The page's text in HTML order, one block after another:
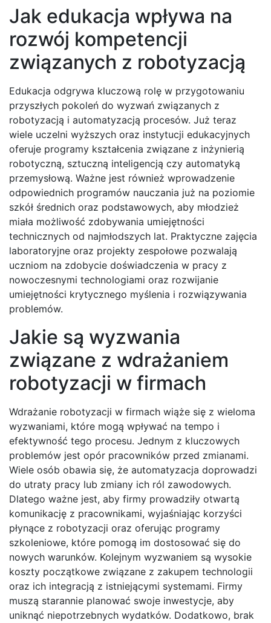
Jak edukacja wpływa na
rozwój kompetencji
związanych z robotyzacją
Edukacja odgrywa kluczową rolę w przygotowaniu
przyszłych pokoleń do wyzwań związanych z
robotyzacją i automatyzacją procesów. Już teraz
wiele uczelni wyższych oraz instytucji edukacyjnych
oferuje programy kształcenia związane z inżynierią
robotyczną, sztuczną inteligencją czy automatyką
przemysłową. Ważne jest również wprowadzenie
odpowiednich programów nauczania już na poziomie
szkół średnich oraz podstawowych, aby młodzież
miała możliwość zdobywania umiejętności
technicznych od najmłodszych lat. Praktyczne zajęcia
laboratoryjne oraz projekty zespołowe pozwalają
uczniom na zdobycie doświadczenia w pracy z
nowoczesnymi technologiami oraz rozwijanie
umiejętności krytycznego myślenia i rozwiązywania
problemów.
Jakie są wyzwania
związane z wdrażaniem
robotyzacji w firmach
Wdrażanie robotyzacji w firmach wiąże się z wieloma
wyzwaniami, które mogą wpływać na tempo i
efektywność tego procesu. Jednym z kluczowych
problemów jest opór pracowników przed zmianami.
Wiele osób obawia się, że automatyzacja doprowadzi
do utraty pracy lub zmiany ich ról zawodowych.
Dlatego ważne jest, aby firmy prowadziły otwartą
komunikację z pracownikami, wyjaśniając korzyści
płynące z robotyzacji oraz oferując programy
szkoleniowe, które pomogą im dostosować się do
nowych warunków. Kolejnym wyzwaniem są wysokie
koszty początkowe związane z zakupem technologii
oraz ich integracją z istniejącymi systemami. Firmy
muszą starannie planować swoje inwestycje, aby
uniknąć niepotrzebnych wydatków. Dodatkowo, brak